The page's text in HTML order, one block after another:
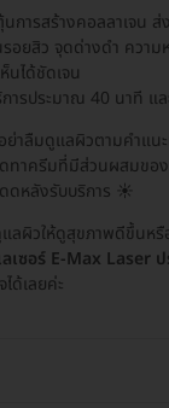
นการสร้างคอลลาเจน
อยสิว จุดด่างดำ ความ
นได้ชัดเจน
การประมาณ 40 นาที แ
าลืมดูแลผิวตามคำแน
ทาครีมที่มีส่วนผสมของ
ดหลังรับบริการ ☀️
ลผิวให้ดูสุขภาพดีขึ้นห
เซอร์ E-Max Laser ป
ด้เลยค่ะ